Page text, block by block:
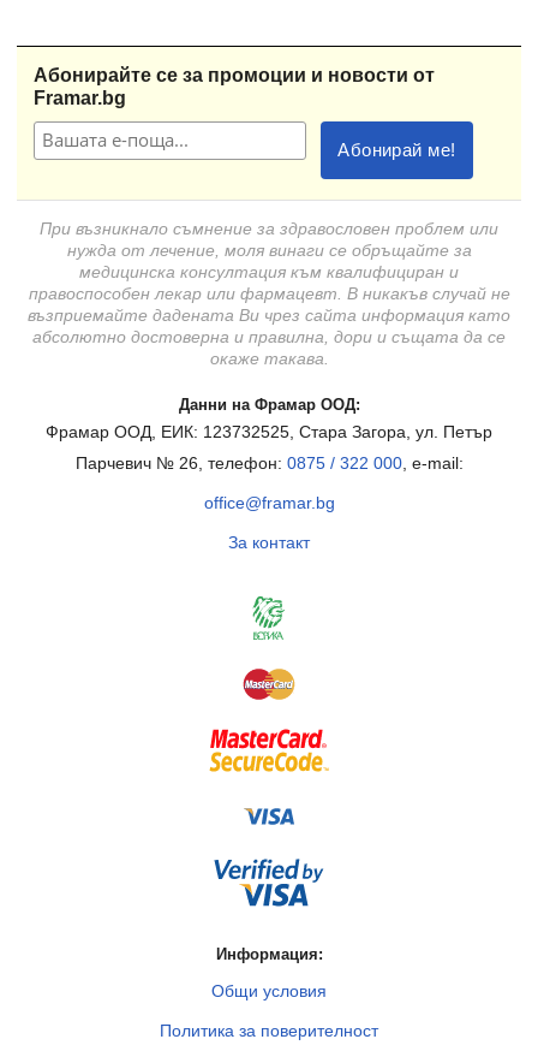
Абонирайте се за промоции и новости от
Framar.bg
При възникнало съмнение за здравословен проблем или
нужда от лечение, моля винаги се обръщайте за
медицинска консултация към квалифициран и
правоспособен лекар или фармацевт. В никакъв случай не
възприемайте дадената Ви чрез сайта информация като
абсолютно достоверна и правилна, дори и същата да се
окаже такава.
Данни на Фрамар ООД:
Фрамар ООД, ЕИК: 123732525, Стара Загора, ул. Петър
Парчевич № 26, телефон: 0875 / 322 000, e-mail:
office@framar.bg
За контакт
Информация:
Общи условия
Политика за поверителност